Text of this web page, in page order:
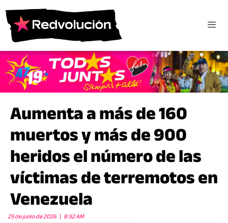
Aumenta a más de 160
muertos y más de 900
heridos el número de las
víctimas de terremotos en
Venezuela
25 de junio de 2026 8:52 AM